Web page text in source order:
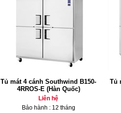
Tủ mát 4 cánh Southwind B150-
4RROS-E (Hàn Quốc)
Liên hệ
Bảo hành : 12 tháng
Tủ